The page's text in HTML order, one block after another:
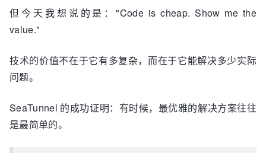
但今天我想说的是："Code is cheap. Show me the
value."
技术的价值不在于它有多复杂，而在于它能解决多少实际
问题。
SeaTunnel 的成功证明：有时候，最优雅的解决方案往往
是最简单的。